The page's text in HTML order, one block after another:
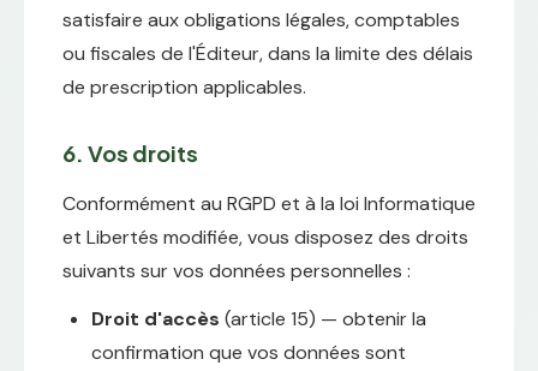
satisfaire aux obligations légales, comptables
ou fiscales de l'Éditeur, dans la limite des délais
de prescription applicables.
6. Vos droits
Conformément au RGPD et à la loi Informatique
et Libertés modifiée, vous disposez des droits
suivants sur vos données personnelles :
Droit d'accès (article 15) — obtenir la
confirmation que vos données sont